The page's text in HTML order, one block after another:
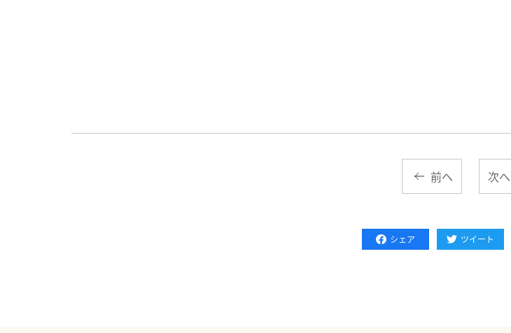
前へ 次へ
シェア ツイート